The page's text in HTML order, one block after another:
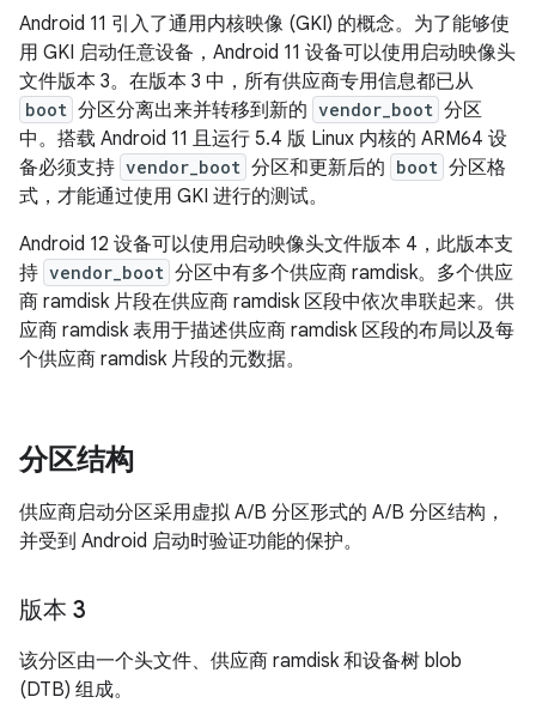
Android 11 引入了通用内核映像 (GKI) 的概念。为了能够使
用 GKI 启动任意设备，Android 11 设备可以使用启动映像头
文件版本 3。在版本 3 中，所有供应商专用信息都已从
boot 分区分离出来并转移到新的 vendor_boot 分区
中。搭载 Android 11 且运行 5.4 版 Linux 内核的 ARM64 设
备必须支持 vendor_boot 分区和更新后的 boot 分区格
式，才能通过使用 GKI 进行的测试。
Android 12 设备可以使用启动映像头文件版本 4，此版本支
持 vendor_boot 分区中有多个供应商 ramdisk。多个供应
商 ramdisk 片段在供应商 ramdisk 区段中依次串联起来。供
应商 ramdisk 表用于描述供应商 ramdisk 区段的布局以及每
个供应商 ramdisk 片段的元数据。
分区结构
供应商启动分区采用虚拟 A/B 分区形式的 A/B 分区结构，
并受到 Android 启动时验证功能的保护。
版本 3
该分区由一个头文件、供应商 ramdisk 和设备树 blob
(DTB) 组成。